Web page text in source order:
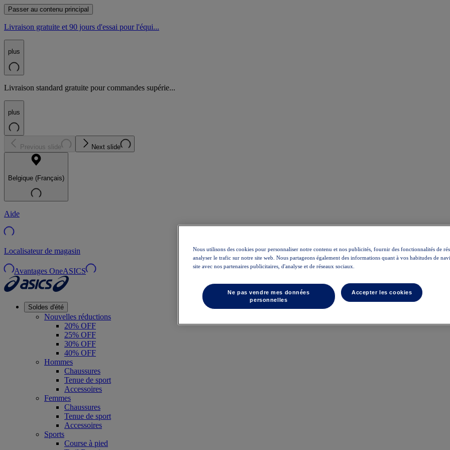
Passer au contenu principal
Livraison gratuite et 90 jours d'essai pour l'équi...
plus
Livraison standard gratuite pour commandes supérie...
plus
Previous slide Next slide
Belgique (Français)
Aide
Localisateur de magasin
Avantages OneASICS
Soldes d'été
Nouvelles réductions
20% OFF
25% OFF
30% OFF
40% OFF
Hommes
Chaussures
Tenue de sport
Accessoires
Femmes
Chaussures
Tenue de sport
Accessoires
Sports
Course à pied
Nous utilisons des cookies pour personnaliser notre contenu et nos publicités, fournir des fonctionnalités de
analyser le trafic sur notre site web. Nous partageons également des informations quant à vos habitudes de
site avec nos partenaires publicitaires, d'analyse et de réseaux sociaux.
Ne pas vendre mes données
personnelles
Accepter les cookies